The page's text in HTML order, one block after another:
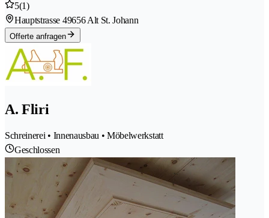
5(1)
Hauptstrasse 49656 Alt St. Johann
Offerte anfragen
A. Fliri
Schreinerei • Innenausbau • Möbelwerkstatt
Geschlossen